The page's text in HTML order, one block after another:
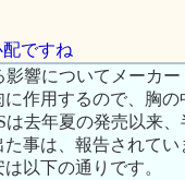
ですね
響についてメーカ
に作用するので、胸
去年夏の発売以来
事は、報告されて
以下の通りです。